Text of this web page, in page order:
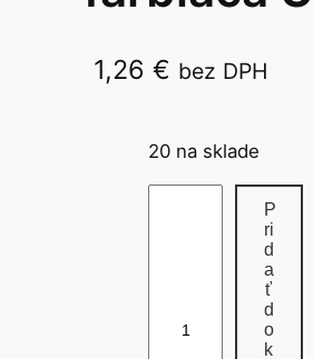
1,26€ bez DPH
20 na sklade
P
ri
d
a
ť
d
o
k